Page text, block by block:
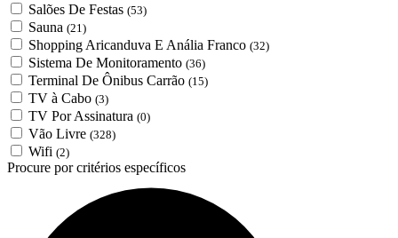
Salões De Festas (53)
Sauna (21)
Shopping Aricanduva E Anália Franco (32)
Sistema De Monitoramento (36)
Terminal De Ônibus Carrão (15)
TV à Cabo (3)
TV Por Assinatura (0)
Vão Livre (328)
Wifi (2)
Procure por critérios específicos